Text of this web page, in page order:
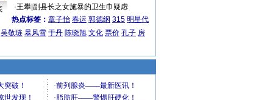
·王攀| 副县长之女施暴的卫生巾疑虑
热点标签： 章子怡 春运 郭德纲 315 明星代
吴敬琏 暴风雪 于丹 陈晓旭 文化 票价 孔子 房